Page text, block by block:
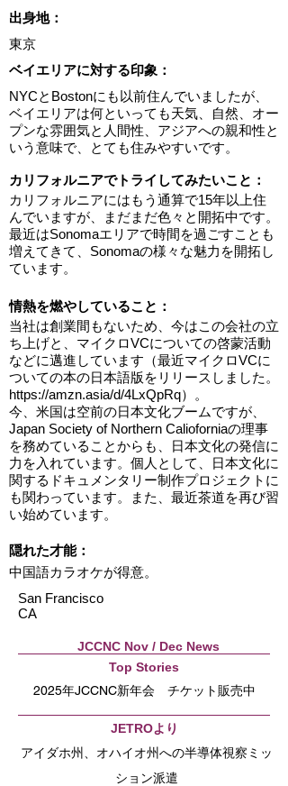
出身地：
東京
ベイエリアに対する印象：
NYCとBostonにも以前住んでいましたが、
ベイエリアは何といっても天気、自然、オー
プンな雰囲気と人間性、アジアへの親和性と
いう意味で、とても住みやすいです。
カリフォルニアでトライしてみたいこと：
カリフォルニアにはもう通算で15年以上住
んでいますが、まだまだ色々と開拓中です。
最近はSonomaエリアで時間を過ごすことも
増えてきて、Sonomaの様々な魅力を開拓し
ています。
情熱を燃やしていること：
当社は創業間もないため、今はこの会社の立
ち上げと、マイクロVCについての啓蒙活動
などに邁進しています（最近マイクロVCに
ついての本の日本語版をリリースしました。
https://amzn.asia/d/4LxQpRq）。
今、米国は空前の日本文化ブームですが、
Japan Society of Northern Calioforniaの理事
を務めていることからも、日本文化の発信に
力を入れています。個人として、日本文化に
関するドキュメンタリー制作プロジェクトに
も関わっています。また、最近茶道を再び習
い始めています。
隠れた才能：
中国語カラオケが得意。
San Francisco
CA
JCCNC Nov / Dec News
Top Stories
2025年JCCNC新年会 チケット販売中
JETROより
アイダホ州、オハイオ州への半導体視察ミッ
ション派遣